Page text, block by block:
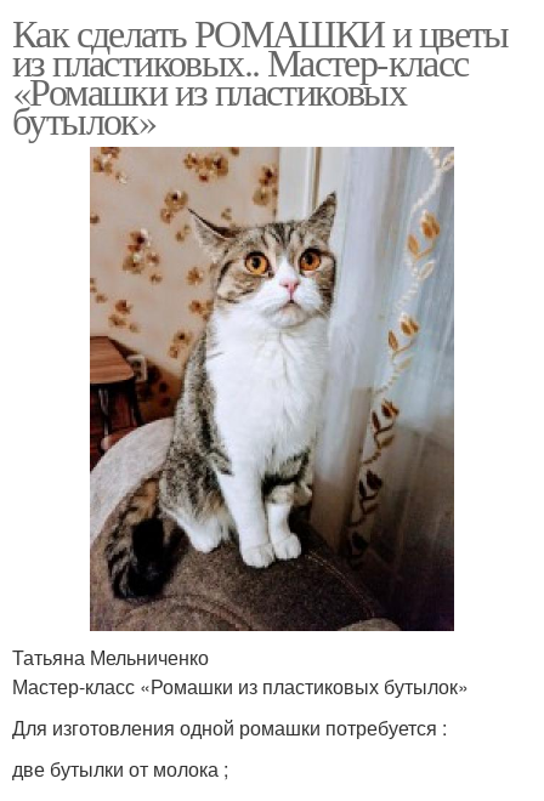
Как сделать РОМАШКИ и цветы
из пластиковых.. Мастер-класс
«Ромашки из пластиковых
бутылок»
Татьяна Мельниченко
Мастер-класс «Ромашки из пластиковых бутылок»
Для изготовления одной ромашки потребуется :
две бутылки от молока ;